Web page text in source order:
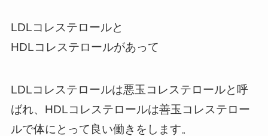
LDLコレステロールと
HDLコレステロールがあって
LDLコレステロールは悪玉コレステロールと呼
ばれ、HDLコレステロールは善玉コレステロー
ルで体にとって良い働きをします。